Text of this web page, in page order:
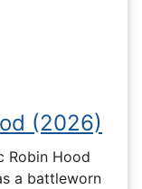
(2026)
Robin Hood
a battleworn